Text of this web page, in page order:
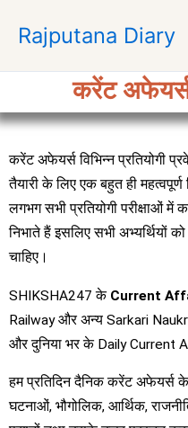
p
o
Rajputana Diary
करेंट
करेंट अफेयर्स विभिन्न प्रतियोगी
तैयारी के लिए एक बहुत ही
लगभग सभी प्रतियोगी परीक्षाओं में
निभाते हैं इसलिए सभी अभ्यर्थियों
चाहिए।
SHIKSHA247 के Current
Railway और अन्य Sarkari Naukri
और दुनिया भर के Daily
हम प्रतिदिन दैनिक करेंट अफेयर्स के
घटनाओं, भौगोलिक, आर्थिक,